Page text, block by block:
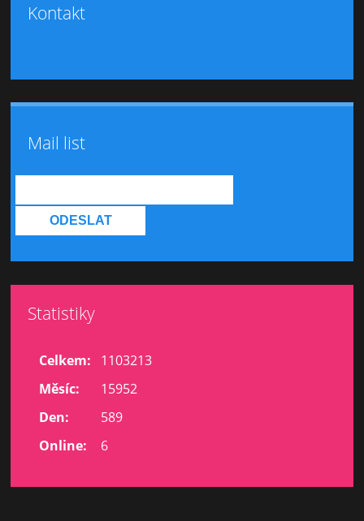
Kontakt
Mail list
Statistiky
Online: 6
Celkem:
1103213
Měsíc:
15952
Den:
589